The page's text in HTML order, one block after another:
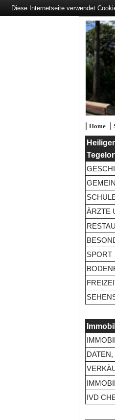
| Home|
ÄRZTE
SPORT
IVD
Diese Internetseite verwendet